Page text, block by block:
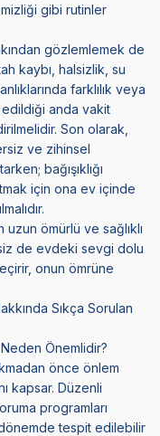
gibi rutinler
gözlemlemek de
kaybı, halsizlik, su
farklılık veya
anda vakit
Son olarak,
ve zihinsel
bağışıklığı
için ona ev içinde
ömürlü ve sağlıklı
siz de evdeki sevgi dolu
onun ömrüne
Sıkça Sorulan
Önemlidir?
önce önlem
kapsar. Düzenli
programları
tespit edilebilir